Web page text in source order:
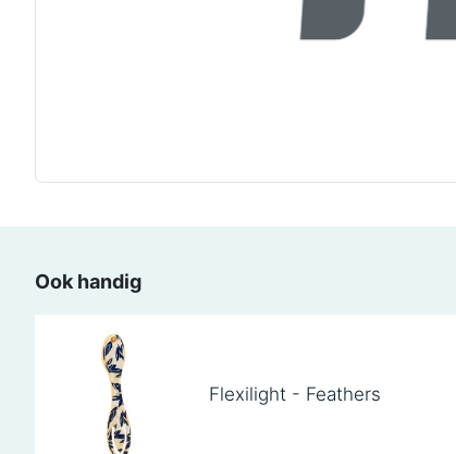
Ook handig
Flexilight - Feathers